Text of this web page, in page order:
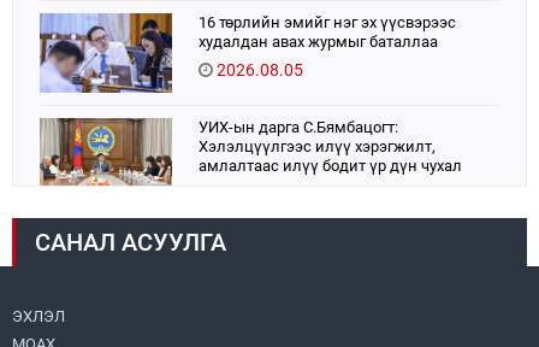
16 төрлийн эмийг нэг эх үүсвэрээс
худалдан авах журмыг баталлаа
2026.08.05
УИХ-ын дарга С.Бямбацогт:
Хэлэлцүүлгээс илүү хэрэгжилт,
амлалтаас илүү бодит үр дүн чухал
Монголбанк 7 дугаар сард 1,439.2 кг үнэт
САНАЛ АСУУЛГА
ЭХЛЭЛ